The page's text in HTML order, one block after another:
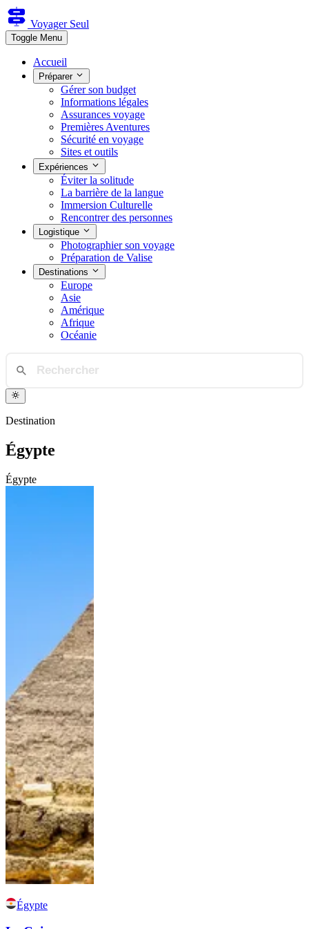
Voyager Seul
Toggle Menu
Accueil
Préparer
Gérer son budget
Informations légales
Assurances voyage
Premières Aventures
Sécurité en voyage
Sites et outils
Expériences
Éviter la solitude
La barrière de la langue
Immersion Culturelle
Rencontrer des personnes
Logistique
Photographier son voyage
Préparation de Valise
Destinations
Europe
Asie
Amérique
Afrique
Océanie
Destination
Égypte
Égypte
Égypte